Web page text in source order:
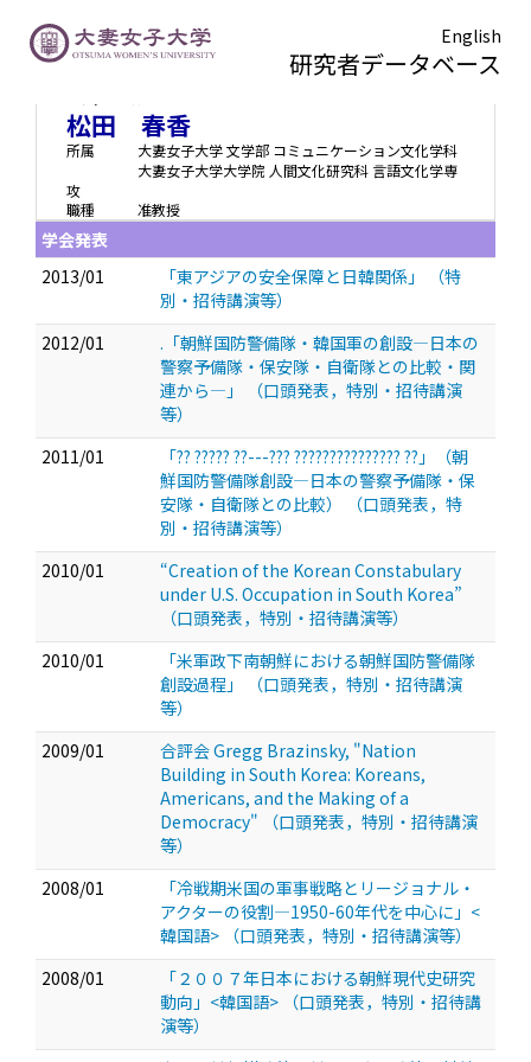
English
研究者データベース
松田 春香
所属
大妻女子大学 文学部 コミュニケーション文化学科
大妻女子大学大学院 人間文化研究科 言語文化学専
攻
職種
准教授
学会発表
2013/01
「東アジアの安全保障と日韓関係」
（特
別・招待講演等）
2012/01
.「朝鮮国防警備隊・韓国軍の創設—日本の
警察予備隊・保安隊・自衛隊との比較・関
連から—」
（口頭発表，特別・招待講演
等）
2011/01
「?? ????? ??---??? ??????????????? ??」（朝
鮮国防警備隊創設—日本の警察予備隊・保
安隊・自衛隊との比較）
（口頭発表，特
別・招待講演等）
2010/01
“Creation of the Korean Constabulary
under U.S. Occupation in South Korea”
（口頭発表，特別・招待講演等）
2010/01
「米軍政下南朝鮮における朝鮮国防警備隊
創設過程」
（口頭発表，特別・招待講演
等）
2009/01
合評会 Gregg Brazinsky, "Nation
Building in South Korea: Koreans,
Americans, and the Making of a
Democracy"
（口頭発表，特別・招待講演
等）
2008/01
「冷戦期米国の軍事戦略とリージョナル・
アクターの役割—1950-60年代を中心に」<
韓国語>
（口頭発表，特別・招待講演等）
2008/01
「２００７年日本における朝鮮現代史研究
動向」<韓国語>
（口頭発表，特別・招待講
演等）